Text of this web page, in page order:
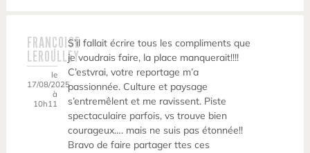
FRANÇOISE
LEROULLEY
le
17/08/2025
à
10h11
S’il fallait écrire tous les compliments que
je voudrais faire, la place manquerait!!!!
C’estvrai, votre reportage m’a
passionnée. Culture et paysage
s’entremêlent et me ravissent. Piste
spectaculaire parfois, vs trouve bien
courageux…. mais ne suis pas étonnée!!
Bravo de faire partager ttes ces